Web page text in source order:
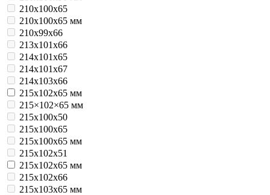
210х100х65
210х100х65 мм
210х99х66
213х101х66
214х101х65
214х101х67
214х103х66
215x102x65 мм
215×102×65 мм
215х100х50
215х100х65
215х100х65 мм
215х102х51
215х102х65 мм
215х102х66
215х103х65 мм